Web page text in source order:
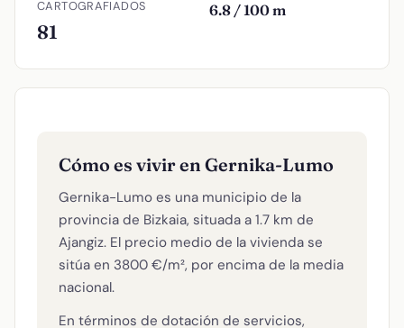
CARTOGRAFIADOS
81
6.8 / 100 m
Cómo es vivir en Gernika-Lumo
Gernika-Lumo es una municipio de la
provincia de Bizkaia, situada a 1.7 km de
Ajangiz. El precio medio de la vivienda se
sitúa en 3800 €/m², por encima de la media
nacional.
En términos de dotación de servicios,